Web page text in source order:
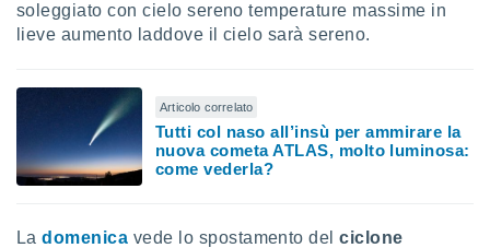
soleggiato con cielo sereno temperature massime in
lieve aumento laddove il cielo sarà sereno.
Articolo correlato
Tutti col naso all’insù per ammirare la
nuova cometa ATLAS, molto luminosa:
come vederla?
Ladomenica vede lo spostamento delciclone